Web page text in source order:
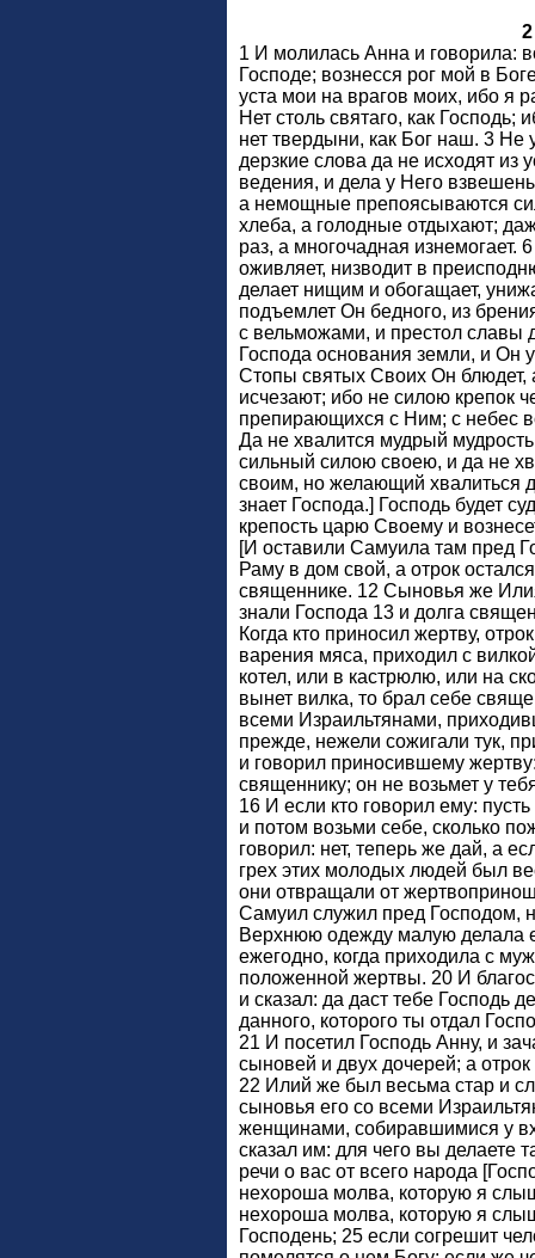
2
1 И молилась Анна и говорила:
Господе; вознесся рог мой в
уста мои на врагов моих, ибо я
Нет столь святаго, как Господь;
нет твердыни, как Бог наш. 3
дерзкие слова да не исходят из
ведения, и дела у Него
а немощные препоясываются
хлеба, а голодные отдыхают;
раз, а многочадная изнемогает.
оживляет, низводит в
делает нищим и обогащает,
подъемлет Он бедного, из
с вельможами, и престол славы
Господа основания земли, и Он
Стопы святых Своих Он блюдет,
исчезают; ибо не силою крепок
препирающихся с Ним; с небес
Да не хвалится мудрый
сильный силою своею, и да не
своим, но желающий хвалиться
знает Господа.] Господь будет
крепость царю Своему и
[И оставили Самуила там пред
Раму в дом свой, а отрок
священнике. 12 Сыновья же
знали Господа 13 и долга
Когда кто приносил жертву,
варения мяса, приходил с
котел, или в кастрюлю, или на
вынет вилка, то брал себе
всеми Израильтянами,
прежде, нежели сожигали тук,
и говорил приносившему
священнику; он не возьмет у
16 И если кто говорил ему:
и потом возьми себе, сколько
говорил: нет, теперь же дай, а
грех этих молодых людей был
они отвращали от
Самуил служил пред Господом,
Верхнюю одежду малую делала
ежегодно, когда приходила с
положенной жертвы. 20 И
и сказал: да даст тебе Господь
данного, которого ты отдал
21 И посетил Господь Анну, и
сыновей и двух дочерей; а
22 Илий же был весьма стар и
сыновья его со всеми
женщинами, собиравшимися у
сказал им: для чего вы делаете
речи о вас от всего народа
нехороша молва, которую я
нехороша молва, которую я
Господень; 25 если согрешит